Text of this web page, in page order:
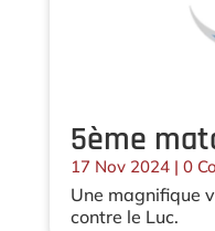
5ème
17 Nov 2024| 0
Une magnifique
contre le Luc.